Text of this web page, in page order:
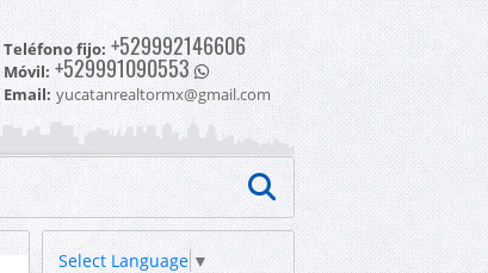
Teléfono fijo: +529992146606
Móvil: +529991090553
Email: yucatanrealtormx@gmail.com
Select Language ▼